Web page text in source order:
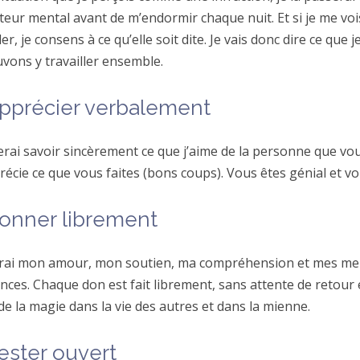
mental avant de m’endormir chaque nuit. Et si je me
je consens à ce qu’elle soit dite. Je vais donc dire ce que
y travailler ensemble.
verbalement
savoir sincèrement ce que j’aime de la personne que
ce que vous faites (bons coups). Vous êtes génial et
librement
mon amour, mon soutien, ma compréhension et mes
Chaque don est fait librement, sans attente de retour
la magie dans la vie des autres et dans la mienne.
ouvert